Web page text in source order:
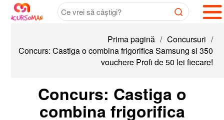
Prima pagină / Concursuri /
Concurs: Castiga o combina frigorifica Samsung si 350
vouchere Profi de 50 lei fiecare!
Concurs: Castiga o
combina frigorifica